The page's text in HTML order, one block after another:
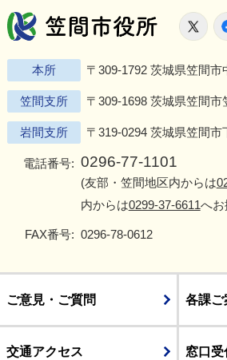
笠間市
X
本所 〒309-1792 茨城県笠間
笠間支所 〒309-1698 茨城県笠間市
岩間支所 〒319-0294 茨城県笠間市
電話番号: 0296-77-1101
(友部・笠間地区内からは
内からは0299-37-6611へお
FAX番号: 0296-78-0612
ご意見・ご質問 各課ご
交通アクセス 窓口受